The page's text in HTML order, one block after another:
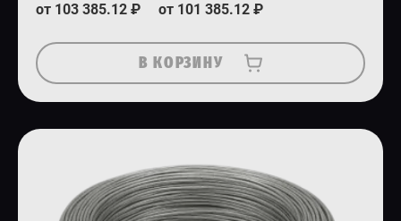
от 103 385.12 ₽ от 101 385.12 ₽
В КОРЗИНУ